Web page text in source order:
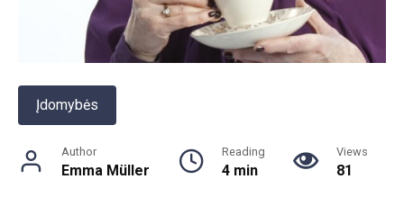
Įdomybės
Author
Emma Müller
Reading
4 min
Views
81